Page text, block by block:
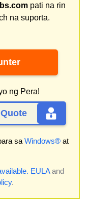
pati na rin
na suporta.
ng Pera!
sa Windows® at
EULAand
.